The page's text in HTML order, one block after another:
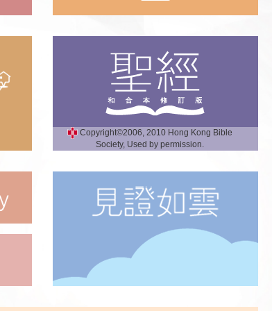
Copyright©2006, 2010 Hong Kong Bible
Society, Used by permission.